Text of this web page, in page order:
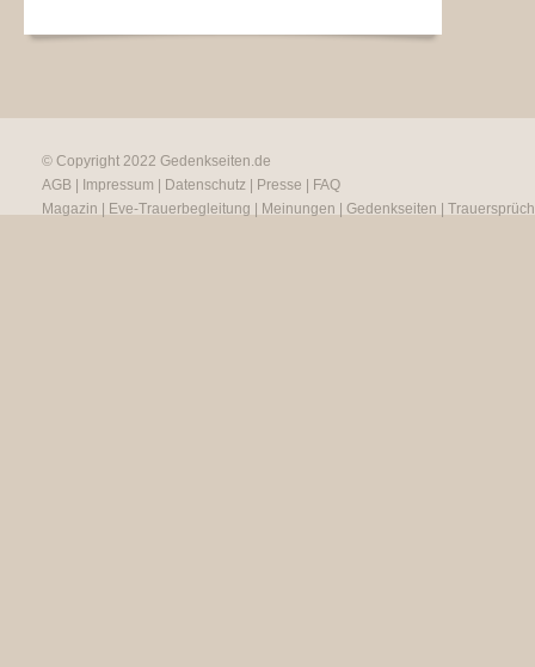
© Copyright 2022 Gedenkseiten.de
AGB
Impressum Datenschutz Presse
FAQ
Magazin
Eve-Trauerbegleitung Meinungen Gedenkseiten